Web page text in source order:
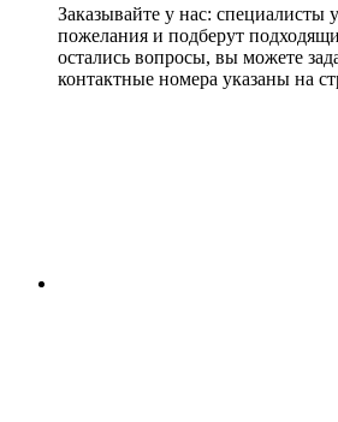
Заказывайте у нас: специалисты
пожелания и подберут
остались вопросы, вы можете
контактные номера указаны на